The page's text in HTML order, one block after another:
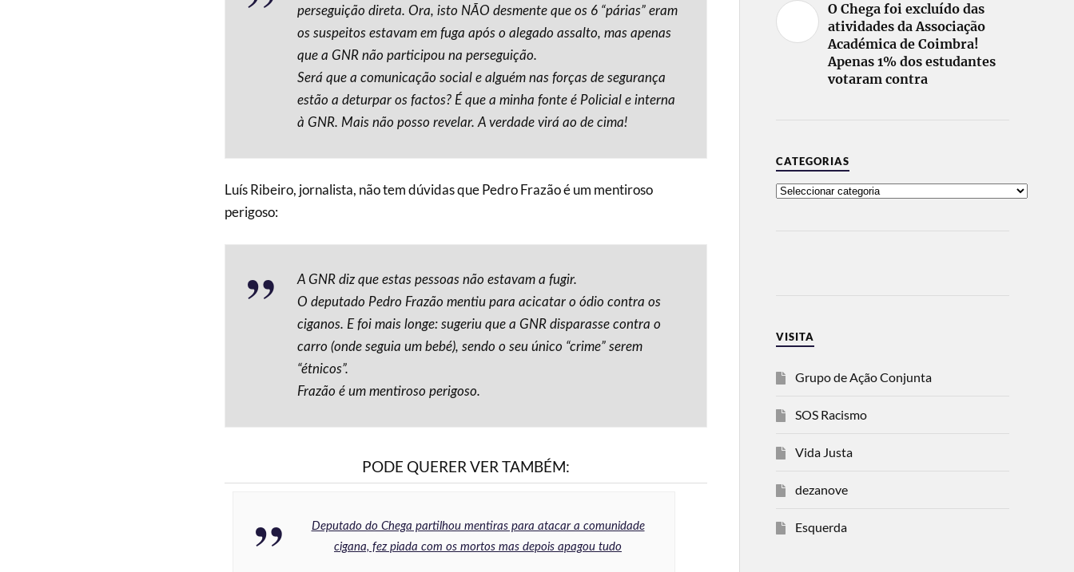
perseguição direta. Ora, isto NÃO desmente que os 6 “párias” eram
os suspeitos estavam em fuga após o alegado assalto, mas apenas
que a GNR não participou na perseguição.
Será que a comunicação social e alguém nas forças de segurança
estão a deturpar os factos? É que a minha fonte é Policial e interna
à GNR. Mais não posso revelar. A verdade virá ao de cima!
Luís Ribeiro, jornalista, não tem dúvidas que Pedro Frazão é um mentiroso
perigoso:
A GNR diz que estas pessoas não estavam a fugir.
O deputado Pedro Frazão mentiu para acicatar o ódio contra os
ciganos. E foi mais longe: sugeriu que a GNR disparasse contra o
carro (onde seguia um bebé), sendo o seu único “crime” serem
“étnicos”.
Frazão é um mentiroso perigoso.
PODE QUERER VER TAMBÉM:
Deputado do Chega partilhou mentiras para atacar a comunidade
cigana, fez piada com os mortos mas depois apagou tudo
O Chega foi excluído das
atividades da Associação
Académica de Coimbra!
Apenas 1% dos estudantes
votaram contra
CATEGORIAS
VISITA
Grupo de Ação Conjunta
SOS Racismo
Vida Justa
dezanove
Esquerda